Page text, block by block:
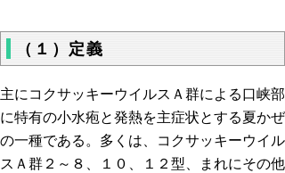
（１）定義
主にコクサッキーウイルスＡ群による口峡部
に特有の小水疱と発熱を主症状とする夏かぜ
の一種である。多くは、コクサッキーウイル
スＡ群２～８、１０、１２型、まれにその他